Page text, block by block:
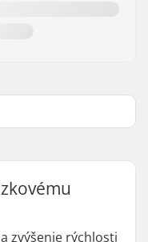
zvýšenie rýchlosti